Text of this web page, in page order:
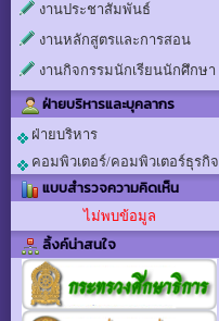
งานประชาสัมพันธ์
งานหลักสูตรและการสอน
งานกิจกรรมนักเรียนนักศึกษา
ฝ่ายบริหารและบุคลากร
ฝ่ายบริหาร
คอมพิวเตอร์/คอมพิวเตอร์ธุรกิจ
แบบสำรวจความคิดเห็น
ไม่พบข้อมูล
ลิ้งค์น่าสนใจ